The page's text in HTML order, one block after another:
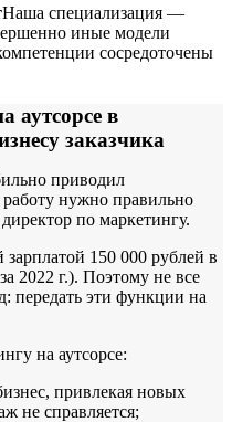
Наша специализация —
иные модели
сосредоточены
аутсорсе в
заказчика
приводил
нужно правильно
по маркетингу.
150 000 рублей в
2022 г.). Поэтому не все
передать эти функции на
на аутсорсе:
привлекая новых
не справляется;